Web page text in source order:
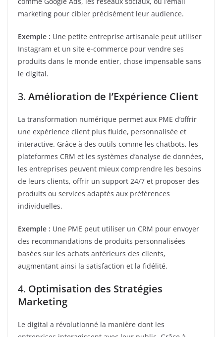
marketing pour cibler précisément leur audience.
Exemple : Une petite entreprise artisanale peut utiliser
Instagram et un site e-commerce pour vendre ses
produits dans le monde entier, chose impensable sans
le digital.
3. Amélioration de l’Expérience Client
La transformation numérique permet aux PME d’offrir
une expérience client plus fluide, personnalisée et
interactive. Grâce à des outils comme les chatbots, les
plateformes CRM et les systèmes d’analyse de données,
les entreprises peuvent mieux comprendre les besoins
de leurs clients, offrir un support 24/7 et proposer des
produits ou services adaptés aux préférences
individuelles.
Exemple : Une PME peut utiliser un CRM pour envoyer
des recommandations de produits personnalisées
basées sur les achats antérieurs des clients,
augmentant ainsi la satisfaction et la fidélité.
4. Optimisation des Stratégies
Marketing
Le digital a révolutionné la manière dont les